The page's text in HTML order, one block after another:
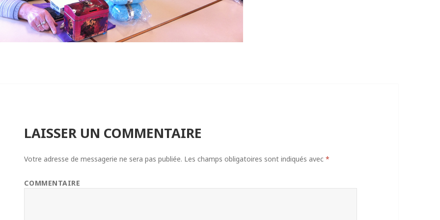
LAISSER UN COMMENTAIRE
Votre adresse de messagerie ne sera pas publiée. Les champs obligatoires sont indiqués avec*
COMMENTAIRE